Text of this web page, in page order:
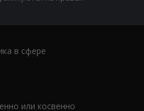
в сфере
или косвенно